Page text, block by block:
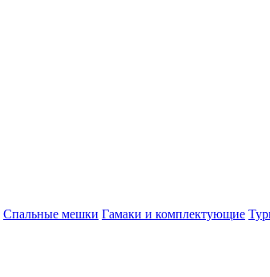
Спальные мешки Гамаки и комплектующие